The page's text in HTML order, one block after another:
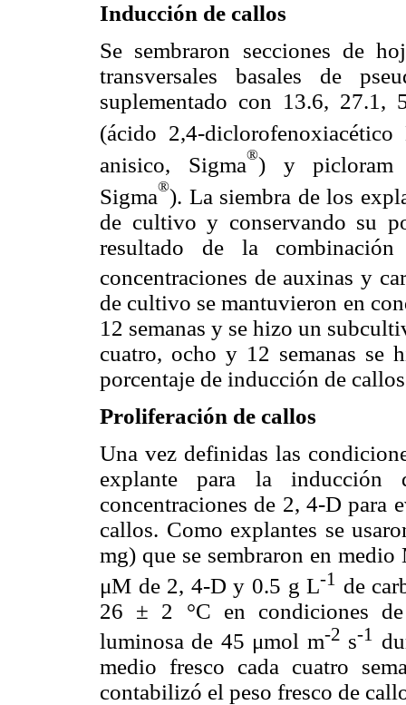
Inducción de callos
Se sembraron secciones de
transversales basales de
suplementado con 13.6,
(ácido 2,4-diclorofenoxiacético
anisico, Sigma®) y picloram
Sigma®). La siembra de los
de cultivo y conservando su
resultado de la
concentraciones de auxinas y
de cultivo se mantuvieron en
12 semanas y se hizo un
cuatro, ocho y 12 semanas se
porcentaje de inducción de
Proliferación de callos
Una vez definidas las
explante para la
concentraciones de 2, 4-D para
callos. Como explantes se
mg) que se sembraron en
μM de 2, 4-D y 0.5 g L-1 de
26 ± 2 °C en condiciones
luminosa de 45 μmol m-2 s-1
medio fresco cada cuatro
contabilizó el peso fresco de